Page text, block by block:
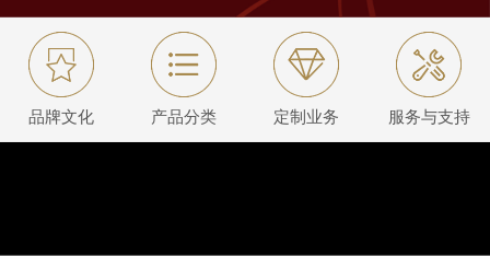
品牌文化 产品分类 定制业务 服务与支持